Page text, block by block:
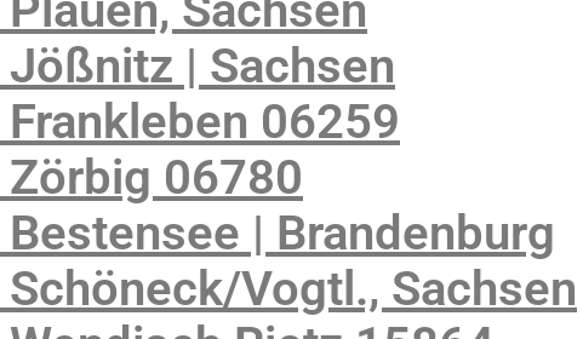
| Sachsen
06259
06780
| Brandenburg
Vogtl., Sachsen